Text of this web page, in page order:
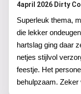
4april 2026 Dirty
Superleuk thema,
die lekker
hartslag ging daar
netjes stijlvol
feestje. Het
behulpzaam. Zeker